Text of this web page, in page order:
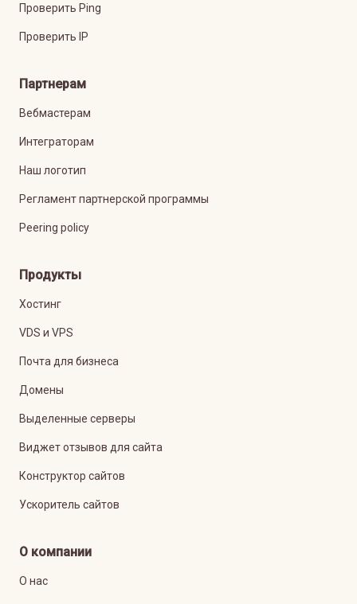
Проверить Ping
Проверить IP
Партнерам
Вебмастерам
Интеграторам
Наш логотип
Регламент партнерской программы
Peering policy
Продукты
Хостинг
VDS и VPS
Почта для бизнеса
Домены
Выделенные серверы
Виджет отзывов для сайта
Конструктор сайтов
Ускоритель сайтов
О компании
О нас